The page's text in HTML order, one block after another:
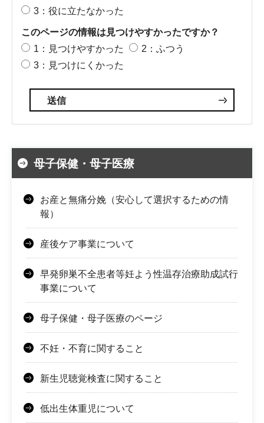
3：役に立たなかった
このページの情報は見つけやすかったですか？
1：見つけやすかった
2：ふつう
3：見つけにくかった
母子保健・母子医療
お産と無痛分娩（安心して選択するための情
報）
産後ケア事業について
早発卵巣不全患者等妊よう性温存治療助成試行
事業について
母子保健・母子医療のページ
不妊・不育に関すること
新生児聴覚検査に関すること
低出生体重児について